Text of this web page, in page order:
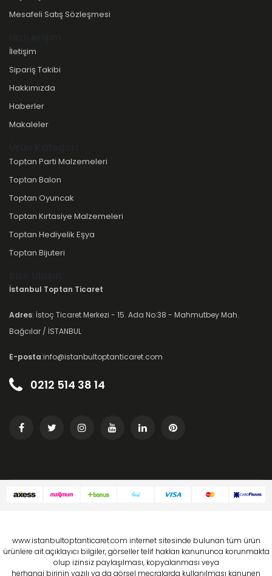
Mesafeli Satış Sözleşmesi
İletişim
Sipariş Takibi
Hakkımızda
Haberler
Makaleler
Toptan Parti Malzemeleri
Toptan Balon
Toptan Oyuncak
Toptan Kırtasiye Malzemeleri
Toptan Hediyelik Eşya
Toptan Bijuteri
İstanbul Toptan Ticaret
Adres: İstoç Ticaret Merkezi - 15. Ada No:38 - Mahmutbey Mah.
Bağcılar / İSTANBUL
E-posta:info@istanbultoptanticaret.com
0212 514 38 14
www.istanbultoptanticaret.com internet sitesinde bulunan tüm ürün
ürünlere ait açıklayıcı bilgiler, görseller telif hakları kanununca korunmakta
olup izinsiz paylaşılması, kopyalanması veya
herhangi birinin yazılı ya da görsel mecralarda kullanılması kanunen